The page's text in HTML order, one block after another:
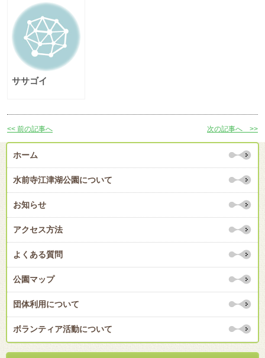
ササゴイ
<< 前の記事へ 次の記事へ >>
ホーム
水前寺江津湖公園について
お知らせ
アクセス方法
よくある質問
公園マップ
団体利用について
ボランティア活動について